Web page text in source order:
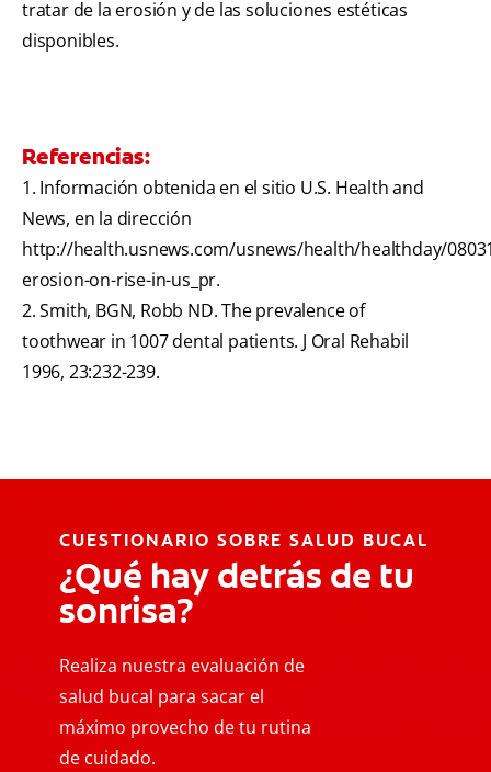
tratar de la erosión y de las soluciones estéticas
disponibles.
Referencias:
1. Información obtenida en el sitio U.S. Health and
News, en la dirección
http://health.usnews.com/usnews/health/healthday/
erosion-on-rise-in-us_pr.
2. Smith, BGN, Robb ND. The prevalence of
toothwear in 1007 dental patients. J Oral Rehabil
1996, 23:232-239.
CUESTIONARIO SOBRE SALUD BUCAL
¿Qué hay detrás de tu
sonrisa?
Realiza nuestra evaluación de
salud bucal para sacar el
máximo provecho de tu rutina
de cuidado.